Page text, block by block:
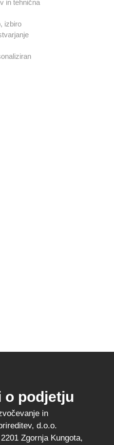
in tehnična
izbiro
o podjetju
in
d.o.o.
Zgornja Kungota,